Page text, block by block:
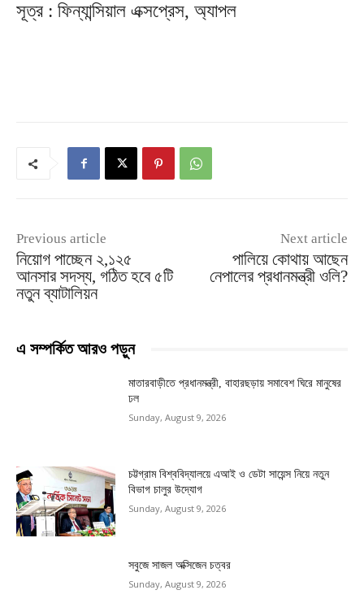
সূত্র : ফিন্যান্সিয়াল এক্সপ্রেস, অ্যাপল
Previous article
নিয়োগ পাচ্ছেন ২,১২৫
আনসার সদস্য, গঠিত হবে ৫টি
নতুন ব্যাটালিয়ন
Next article
পালিয়ে কোথায় আছেন
নেপালের প্রধানমন্ত্রী ওলি?
এ সম্পর্কিত আরও পড়ুন
মাতারবাড়ীতে প্রধানমন্ত্রী, বাহারছড়ায় সমাবেশ ঘিরে মানুষের
ঢল
Sunday, August 9, 2026
চট্টগ্রাম বিশ্ববিদ্যালয়ে এআই ও ডেটা সায়েন্স নিয়ে নতুন
বিভাগ চালুর উদ্যোগ
Sunday, August 9, 2026
সবুজে সাজল অক্সিজেন চত্বর
Sunday, August 9, 2026